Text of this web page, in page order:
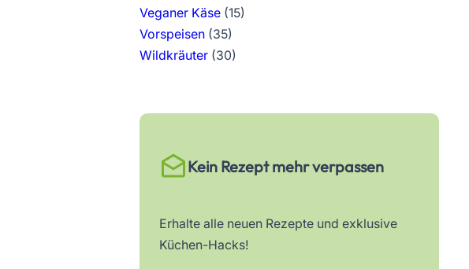
Veganer Käse(15)
Vorspeisen(35)
Wildkräuter(30)
Kein Rezept mehr verpassen
Erhalte alle neuen Rezepte und exklusive
Küchen-Hacks!